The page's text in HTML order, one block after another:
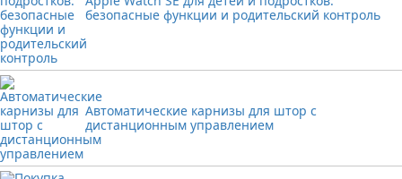
безопасные функции и родительский контроль
Автоматические карнизы для штор с
дистанционным управлением